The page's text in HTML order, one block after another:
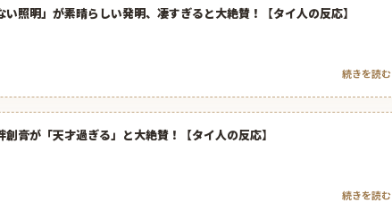
照明」が素晴らしい発明、凄すぎると大絶賛！【タイ人の反応】
続きを読む
膏が「天才過ぎる」と大絶賛！【タイ人の反応】
続きを読む